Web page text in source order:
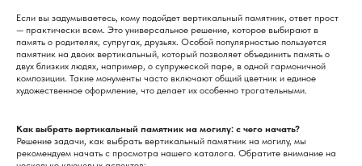
Если вы задумываетесь, кому подойдет вертикальный памятник, ответ прост
— практически всем. Это универсальное решение, которое выбирают в
память о родителях, супругах, друзьях. Особой популярностью пользуется
памятник на двоих вертикальный, который позволяет объединить память о
двух близких людях, например, о супружеской паре, в одной гармоничной
композиции. Такие монументы часто включают общий цветник и единое
художественное оформление, что делает их особенно трогательными.
Как выбрать вертикальный памятник на могилу: с чего начать?
Решение задачи, как выбрать вертикальный памятник на могилу, мы
рекомендуем начать с просмотра нашего каталога. Обратите внимание на